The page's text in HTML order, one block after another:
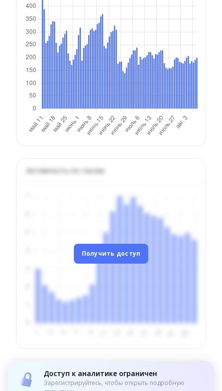
Активность по часам
Получить доступ
Доступ к аналитике ограничен
Зарегистрируйтесь, чтобы открыть подробную